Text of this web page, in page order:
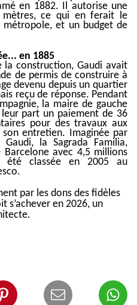
en 1882. Il autorise une
mètres, ce qui en ferait le
et un budget de
en 1885
la construction, Gaudi avait
de permis de construire à
devenu depuis un quartier
reçu de réponse. Pendant
la maire de gauche
part un paiement de 36
pour des travaux aux
entretien. Imaginée par
la Sagrada Familia,
avec 4,5 millions
classée en 2005 au
par les dons des fidèles
s’achever en 2026, un